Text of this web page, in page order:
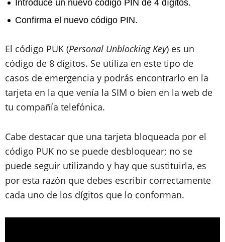
Introduce un nuevo código PIN de 4 dígitos.
Confirma el nuevo código PIN.
El código PUK (Personal Unblocking Key) es un
código de 8 dígitos. Se utiliza en este tipo de
casos de emergencia y podrás encontrarlo en la
tarjeta en la que venía la SIM o bien en la web de
tu compañía telefónica.
Cabe destacar que una tarjeta bloqueada por el
código PUK no se puede desbloquear; no se
puede seguir utilizando y hay que sustituirla, es
por esta razón que debes escribir correctamente
cada uno de los dígitos que lo conforman.